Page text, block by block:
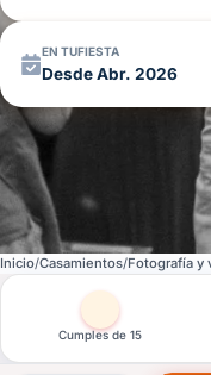
EN TUFIESTA
Desde Abr. 2026
Inicio Casamientos Fotografía y
Otras versiones de
Cumples de 15